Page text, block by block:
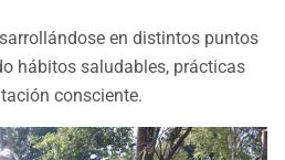
en distintos puntos
hábitos saludables, prácticas
consciente.